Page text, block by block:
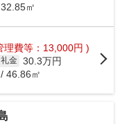
㎡
理費等：13,000円 )
礼金 30.3万円
46.86㎡